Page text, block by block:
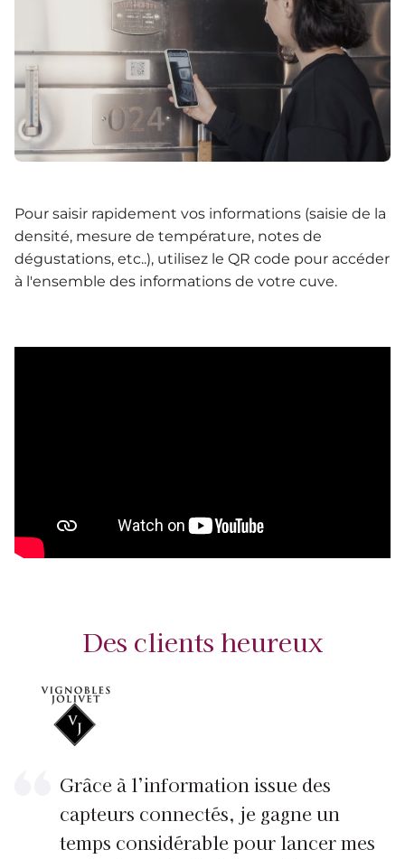
Pour saisir rapidement vos informations (saisie de la
densité, mesure de température, notes de
dégustations, etc..), utilisez le QR code pour accéder
à l'ensemble des informations de votre cuve.
Des clients heureux
Grâce à l’information issue des
capteurs connectés, je gagne un
temps considérable pour lancer mes